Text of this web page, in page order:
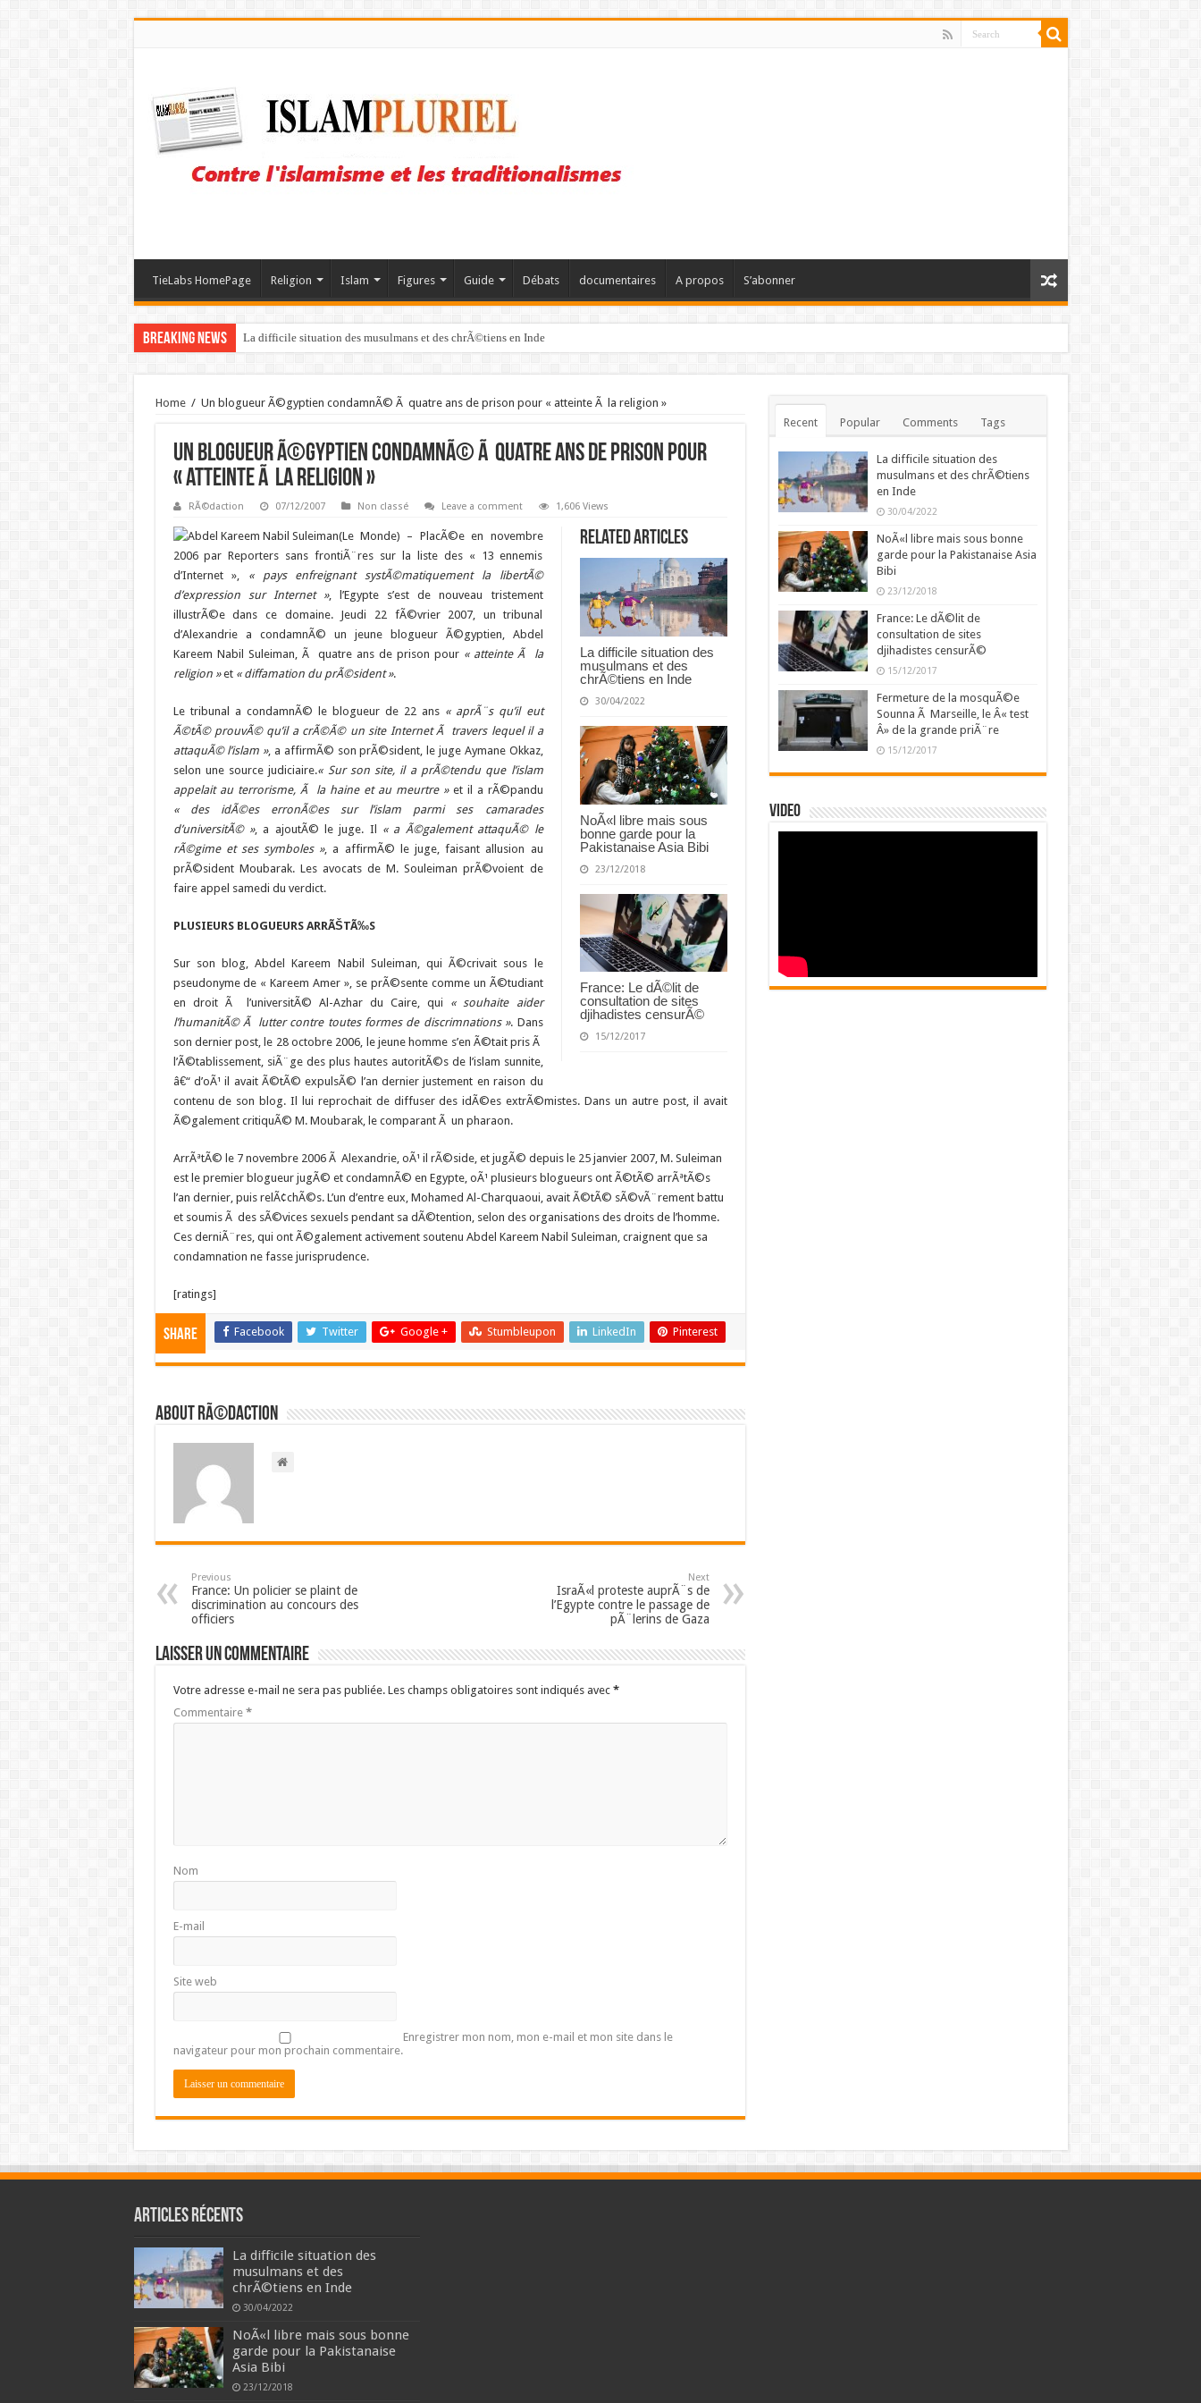
TieLabs HomePage Religion Islam Figures Guide Débats documentaires A propos S’abonner
Breaking News La difficile situation des musulmans et des chrÃ©tiens en Inde
Home / Un blogueur Ã©gyptien condamnÃ© Ã quatre ans de prison pour « atteinte Ã la religion »
Un blogueur Ã©gyptien condamnÃ© Ã quatre ans de prison pour
« atteinte Ã la religion »
RÃ©daction 07/12/2007 Non classé Leave a comment 1,606 Views
Related Articles
La difficile situation des
musulmans et des
chrÃ©tiens en Inde
30/04/2022
NoÃ«l libre mais sous
bonne garde pour la
Pakistanaise Asia Bibi
23/12/2018
France: Le dÃ©lit de
consultation de sites
djihadistes censurÃ©
15/12/2017
(Le Monde) – PlacÃ©e en novembre
2006 par Reporters sans frontiÃ¨res sur la liste des « 13 ennemis
d’Internet », « pays enfreignant systÃ©matiquement la libertÃ©
d’expression sur Internet », l’Egypte s’est de nouveau tristement
illustrÃ©e dans ce domaine. Jeudi 22 fÃ©vrier 2007, un tribunal
d’Alexandrie a condamnÃ© un jeune blogueur Ã©gyptien, Abdel
Kareem Nabil Suleiman, Ã quatre ans de prison pour « atteinte Ã la
religion »et « diffamation du prÃ©sident ».
Le tribunal a condamnÃ© le blogueur de 22 ans « aprÃ¨s qu’il eut
Ã©tÃ© prouvÃ© qu’il a crÃ©Ã© un site Internet Ã travers lequel il a
attaquÃ© l’islam », a affirmÃ© son prÃ©sident, le juge Aymane Okkaz,
selon une source judiciaire.« Sur son site, il a prÃ©tendu que l’islam
appelait au terrorisme, Ã la haine et au meurtre »et il a rÃ©pandu
« des idÃ©es erronÃ©es sur l’islam parmi ses camarades
d’universitÃ© », a ajoutÃ© le juge. Il « a Ã©galement attaquÃ© le
rÃ©gime et ses symboles », a affirmÃ© le juge, faisant allusion au
prÃ©sident Moubarak. Les avocats de M. Souleiman prÃ©voient de
faire appel samedi du verdict.
PLUSIEURS BLOGUEURS ARRÃŠTÃ‰S
Sur son blog, Abdel Kareem Nabil Suleiman, qui Ã©crivait sous le
pseudonyme de « Kareem Amer », se prÃ©sente comme un Ã©tudiant
en droit Ã l’universitÃ© Al-Azhar du Caire, qui « souhaite aider
l’humanitÃ© Ã lutter contre toutes formes de discrimnations ». Dans
son dernier post, le 28 octobre 2006, le jeune homme s’en Ã©tait pris Ã
l’Ã©tablissement, siÃ¨ge des plus hautes autoritÃ©s de l’islam sunnite,
â€“ d’oÃ¹ il avait Ã©tÃ© expulsÃ© l’an dernier justement en raison du
contenu de son blog. Il lui reprochait de diffuser des idÃ©es extrÃ©mistes. Dans un autre post, il avait
Ã©galement critiquÃ© M. Moubarak, le comparant Ã un pharaon.
ArrÃªtÃ© le 7 novembre 2006 Ã Alexandrie, oÃ¹ il rÃ©side, et jugÃ© depuis le 25 janvier 2007, M. Suleiman
est le premier blogueur jugÃ© et condamnÃ© en Egypte, oÃ¹ plusieurs blogueurs ont Ã©tÃ© arrÃªtÃ©s
l’an dernier, puis relÃ¢chÃ©s. L’un d’entre eux, Mohamed Al-Charquaoui, avait Ã©tÃ© sÃ©vÃ¨rement battu
et soumis Ã des sÃ©vices sexuels pendant sa dÃ©tention, selon des organisations des droits de l’homme.
Ces derniÃ¨res, qui ont Ã©galement activement soutenu Abdel Kareem Nabil Suleiman, craignent que sa
condamnation ne fasse jurisprudence.
[ratings]
Share Facebook Twitter Google + Stumbleupon LinkedIn Pinterest
About RÃ©daction
Previous
France: Un policier se plaint de
discrimination au concours des
officiers
Next
IsraÃ«l proteste auprÃ¨s de
l’Egypte contre le passage de
pÃ¨lerins de Gaza
Laisser un commentaire
Votre adresse e-mail ne sera pas publiée. Les champs obligatoires sont indiqués avec *
Commentaire *
Nom
E-mail
Site web
Enregistrer mon nom, mon e-mail et mon site dans le
navigateur pour mon prochain commentaire.
Recent Popular Comments Tags
La difficile situation des
musulmans et des chrÃ©tiens
en Inde
30/04/2022
NoÃ«l libre mais sous bonne
garde pour la Pakistanaise Asia
Bibi
23/12/2018
France: Le dÃ©lit de
consultation de sites
djihadistes censurÃ©
15/12/2017
Fermeture de la mosquÃ©e
Sounna Ã Marseille, le Â« test
Â» de la grande priÃ¨re
15/12/2017
Video
Articles récents
La difficile situation des
musulmans et des
chrÃ©tiens en Inde
30/04/2022
NoÃ«l libre mais sous bonne
garde pour la Pakistanaise
Asia Bibi
23/12/2018